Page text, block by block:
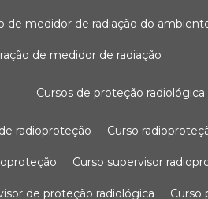
de medidor de radiação do
de medidor de radiação
cursos de proteção radiológica
radioproteção curso
curso supervisor
de proteção radiológica